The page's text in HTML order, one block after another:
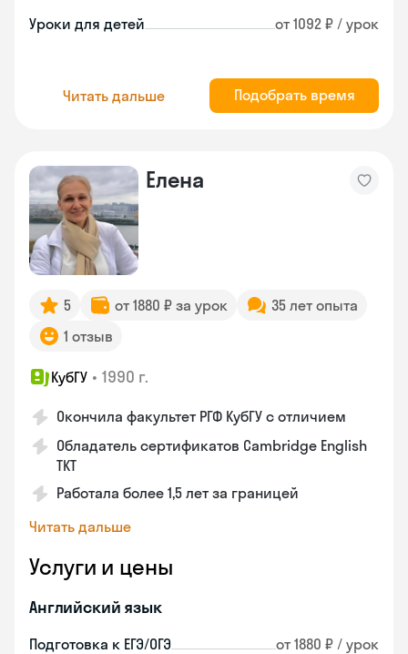
Уроки для детей от 1092 ₽ / урок
Читать дальше Подобрать время
Елена
5 от 1880 ₽ за урок
35 лет опыта
1 отзыв
КубГУ • 1990 г.
Окончила факультет РГФ КубГУ с отличием
Обладатель сертификатов Cambridge English
TKT
Работала более 1,5 лет за границей
Читать дальше
Услуги и цены
Английский язык
Подготовка к ЕГЭ/ОГЭ от 1880 ₽ / урок